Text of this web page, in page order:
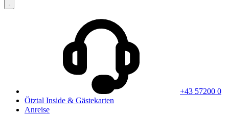
+43 57200 0
Ötztal Inside & Gästekarten
Anreise